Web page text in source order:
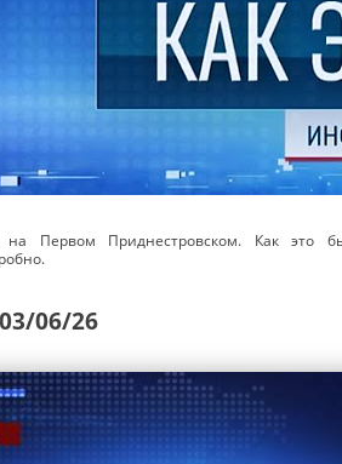
на Первом Приднестровском. Как это
06/26